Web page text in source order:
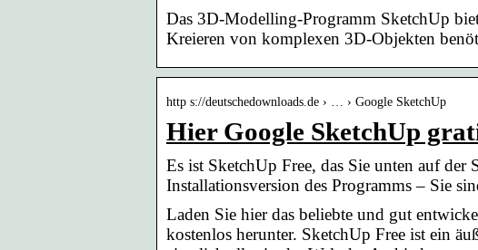
Das 3D-Modelling-Programm SketchUp
Kreieren von komplexen 3D-Objekten
http s://deutschedownloads.de › … › Google SketchUp
Hier Google SketchUp
Es ist SketchUp Free, das Sie unten auf der
Installationsversion des Programms – Sie
Laden Sie hier das beliebte und gut
kostenlos herunter. SketchUp Free ist ein